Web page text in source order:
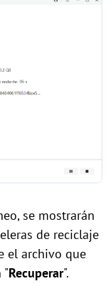
se mostrarán
de reciclaje
el archivo que
"Recuperar".